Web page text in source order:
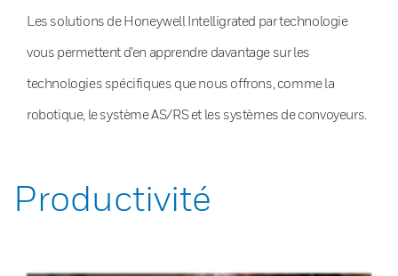
Les solutions de Honeywell Intelligrated par technologie
vous permettent d’en apprendre davantage sur les
technologies spécifiques que nous offrons, comme la
robotique, le système AS/RS et les systèmes de convoyeurs.
Productivité